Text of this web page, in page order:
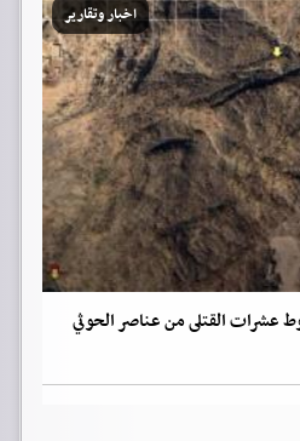
اخبار وتقارير
القتلى من عناصر الحوثي